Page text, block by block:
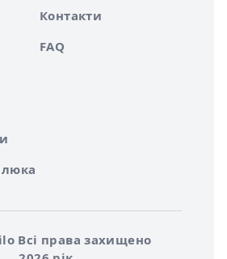
Контакти
FAQ
Всі права захищено